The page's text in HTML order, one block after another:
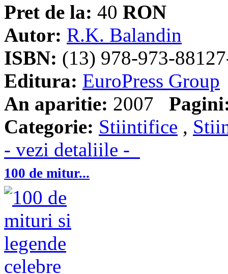
Pret de la: 40 RON
Autor: R.K. Balandin
ISBN: (13) 978-973-
Editura: EuroPress Group
An aparitie: 2007
Categorie: Stiintifice ,
- vezi detaliile -
100 de mitur...